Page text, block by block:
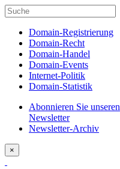
Domain-Registrierung
Domain-Recht
Domain-Handel
Domain-Events
Internet-Politik
Domain-Statistik
Abonnieren Sie unseren
Newsletter
Newsletter-Archiv
×